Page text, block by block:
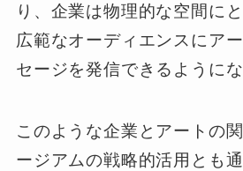
り、企業は物理的な空間に
広範なオーディエンスにア
セージを発信できるようにな
このような企業とアートの
ージアムの戦略的活用とも